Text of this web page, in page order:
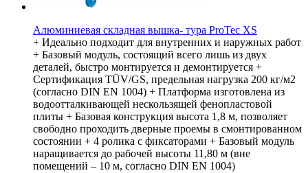
Алюминиевая складная вышка- тура ProTec XS
+ Идеально подходит для внутренних и наружных работ
+ Базовый модуль, состоящий всего лишь из двух
деталей, быстро монтируется и демонтируется +
Сертификация TÜV/GS, предельная нагрузка 200 кг/м2
(согласно DIN EN 1004) + Платформа изготовлена из
водоотталкивающей нескользящей фенопластовой
плиты + Базовая конструкция высота 1,8 м, позволяет
свободно проходить дверные проемы в смонтированном
состоянии + 4 ролика с фиксаторами + Базовый модуль
наращивается до рабочей высоты 11,80 м (вне
помещений – 10 м, согласно DIN EN 1004)